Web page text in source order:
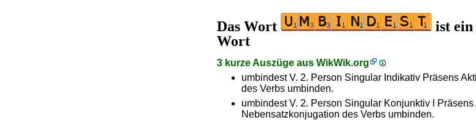
Das Wort
ist ein
Wort
3 kurze Auszüge aus WikWik.org
umbindest V. 2. Person Singular Indikativ Präsens
des Verbs umbinden.
umbindest V. 2. Person Singular Konjunktiv I Präsens
Nebensatzkonjugation des Verbs umbinden.